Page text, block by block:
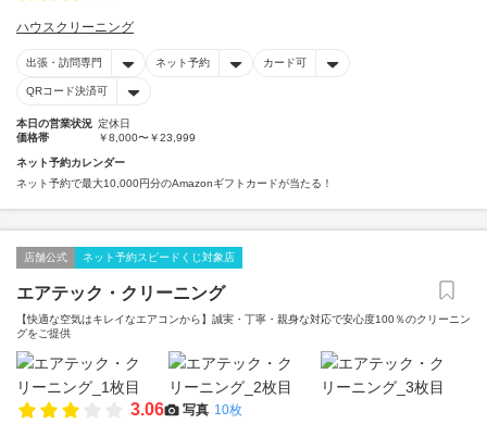
ハウスクリーニング
出張・訪問専門 ネット予約 カード可
QRコード決済可
本日の営業状況 定休日
価格帯
￥8,000〜￥23,999
ネット予約カレンダー
ネット予約で最大10,000円分のAmazonギフトカードが当たる！
店舗公式 ネット予約スピードくじ対象店
エアテック・クリーニング
【快適な空気はキレイなエアコンから】誠実・丁寧・親身な対応で安心度100％のクリーニン
グをご提供
3.06 写真 10枚